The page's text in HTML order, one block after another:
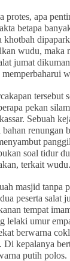
protes, apa
betapa
wudu, maka
jumat
tersebut
pekan
Sebuah
renungan
soal tidur
terkait wudu.
masjid tanpa
peserta salat
tempat
lelaki umur
berwarna
Di kepalanya
putih polos.